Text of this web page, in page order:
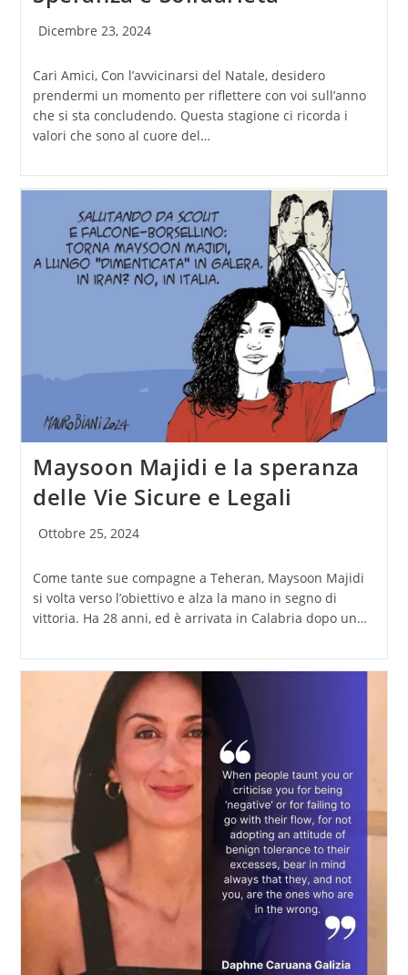
Articolo
Dicembre 23, 2024
Cari Amici, Con l’avvicinarsi del Natale, desidero
prendermi un momento per riflettere con voi sull’anno
che si sta concludendo. Questa stagione ci ricorda i
valori che sono al cuore del…
Maysoon Majidi e la speranza
delle Vie Sicure e Legali
Articolo
Ottobre 25, 2024
Come tante sue compagne a Teheran, Maysoon Majidi
si volta verso l’obiettivo e alza la mano in segno di
vittoria. Ha 28 anni, ed è arrivata in Calabria dopo un…